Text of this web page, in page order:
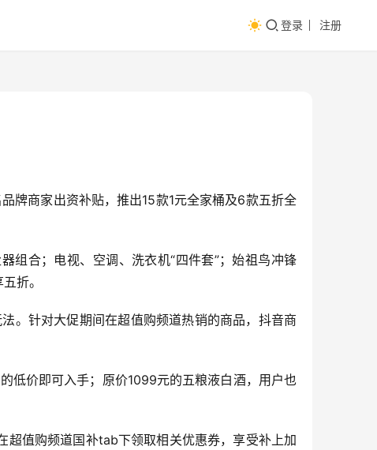
登录 注册
牌商家出资补贴，推出15款1元全家桶及6款五折全
组合；电视、空调、洗衣机“四件套”；始祖鸟冲锋
折。
。针对大促期间在超值购频道热销的商品，抖音商
低价即可入手；原价1099元的五粮液白酒，用户也
超值购频道国补tab下领取相关优惠券，享受补上加